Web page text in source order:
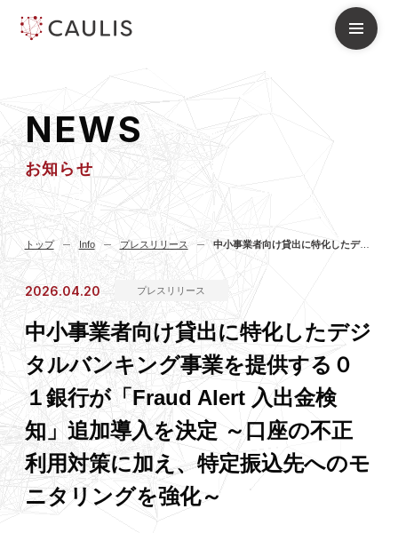
NEWS
お知らせ
トップ Info プレスリリース 中小事業者向け貸出に特化したデジタルバンキング事業を提供する０１銀行が「Fraud Alert 入出金検知」追加導入を決定 ～口座の不正利用対策に加え、特定振込先へのモニタリングを強化～
2026.04.20 プレスリリース
中小事業者向け貸出に特化したデジ
タルバンキング事業を提供する０
１銀行が「Fraud Alert 入出金検
知」追加導入を決定 ～口座の不正
利用対策に加え、特定振込先へのモ
ニタリングを強化～